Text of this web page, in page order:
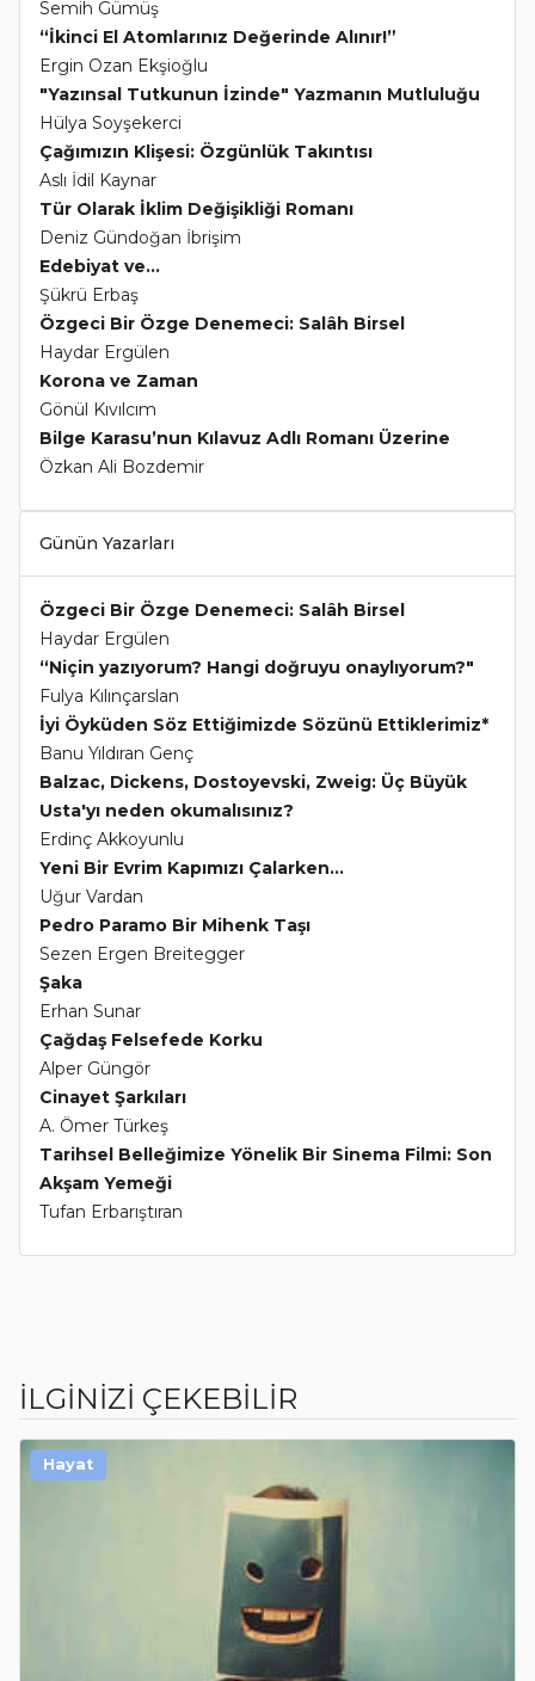
Semih Gümüş
“İkinci El Atomlarınız Değerinde Alınır!”
Ergin Ozan Ekşioğlu
"Yazınsal Tutkunun İzinde" Yazmanın Mutluluğu
Hülya Soyşekerci
Çağımızın Klişesi: Özgünlük Takıntısı
Aslı İdil Kaynar
Tür Olarak İklim Değişikliği Romanı
Deniz Gündoğan İbrişim
Edebiyat ve...
Şükrü Erbaş
Özgeci Bir Özge Denemeci: Salâh Birsel
Haydar Ergülen
Korona ve Zaman
Gönül Kıvılcım
Bilge Karasu’nun Kılavuz Adlı Romanı Üzerine
Özkan Ali Bozdemir
Günün Yazarları
Özgeci Bir Özge Denemeci: Salâh Birsel
Haydar Ergülen
“Niçin yazıyorum? Hangi doğruyu onaylıyorum?"
Fulya Kılınçarslan
İyi Öyküden Söz Ettiğimizde Sözünü Ettiklerimiz*
Banu Yıldıran Genç
Balzac, Dickens, Dostoyevski, Zweig: Üç Büyük
Usta'yı neden okumalısınız?
Erdinç Akkoyunlu
Yeni Bir Evrim Kapımızı Çalarken...
Uğur Vardan
Pedro Paramo Bir Mihenk Taşı
Sezen Ergen Breitegger
Şaka
Erhan Sunar
Çağdaş Felsefede Korku
Alper Güngör
Cinayet Şarkıları
A. Ömer Türkeş
Tarihsel Belleğimize Yönelik Bir Sinema Filmi: Son
Akşam Yemeği
Tufan Erbarıştıran
İLGİNİZİ ÇEKEBİLİR
Hayat